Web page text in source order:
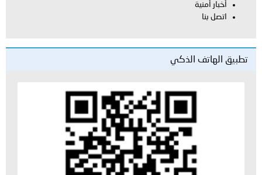
أخبار أمنية
اتصل بنا
تطبيق الهاتف الذكي